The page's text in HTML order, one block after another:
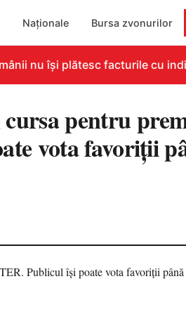
Naționale Bursa zvonurilor
nu își plătesc facturile cu
pentru
vota favoriții